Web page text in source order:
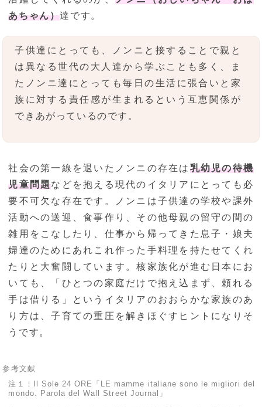
あちゃん）達です。
子供達にとっても、ノンニと接することで親と
は異なる世代の大人達から学ぶことも多く、ま
たノンニ達にとっても毎日の生活に張合いと家
族に対する責任感が生まれるという互恵関係が
できあがっているのです。
社会の第一線を退いたノンニの存在は 乳幼児の待機
児童問題などを抱える現代のイタリアにとっても必
要不可欠な存在です。ノンニは子供達の学校や課外
活動への送迎、食事作り、その他母親の留守の間の
雑用をこなしたり、仕事から帰ってきた息子・娘夫
婦達のためにあれこれ作った手料理を持たせてくれ
たりと大奮闘しています。核家族化が進む日本にお
いても、「ひとつの家庭だけで抱え込まず、頼れる
手は借りる」というイタリアのおおらかな家族のあ
り方は、子育ての重圧を解きほぐすヒントになりそ
うです。
参考文献
注１：Il Sole 24 ORE「LE mamme italiane sono le migliori del
mondo. Parola del Wall Street Journal」